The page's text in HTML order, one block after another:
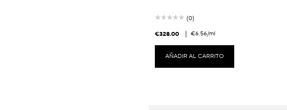
(0)
€328.00 | €6.56/ml
AÑADIR AL CARRITO